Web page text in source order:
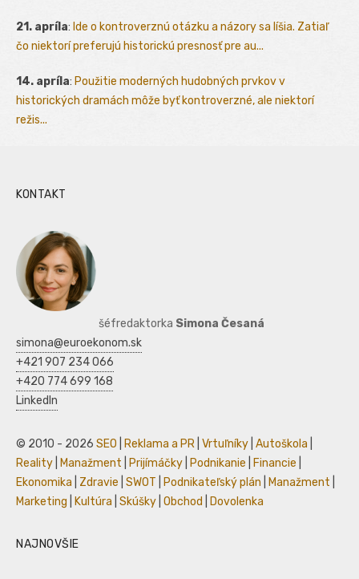
21. apríla: Ide o kontroverznú otázku a názory sa líšia. Zatiaľ
čo niektorí preferujú historickú presnosť pre au...
14. apríla: Použitie moderných hudobných prvkov v
historických dramách môže byť kontroverzné, ale niektorí
režis...
KONTAKT
šéfredaktorka Simona Česaná
simona@euroekonom.sk
+421 907 234 066
+420 774 699 168
LinkedIn
© 2010 - 2026 SEO Reklama a PR Vrtuľníky Autoškola
Reality
Manažment Prijímáčky Podnikanie Financie
Ekonomika
Zdravie SWOT Podnikateľský plán Manažment
Marketing
Kultúra Skúšky Obchod Dovolenka
NAJNOVŠIE